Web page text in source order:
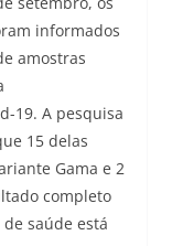
informados
amostras
19. A pesquisa
15 delas
Gama e 2
completo
saúde está